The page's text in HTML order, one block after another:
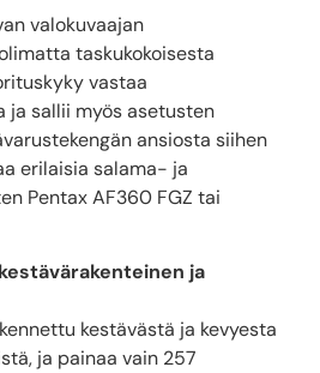
valokuvaajan
taskukokoisesta
vastaa
ja sallii myös asetusten
ansiosta siihen
erilaisia salama- ja
Pentax AF360 FGZ tai
ja
kestävästä ja kevyesta
ja painaa vain 257